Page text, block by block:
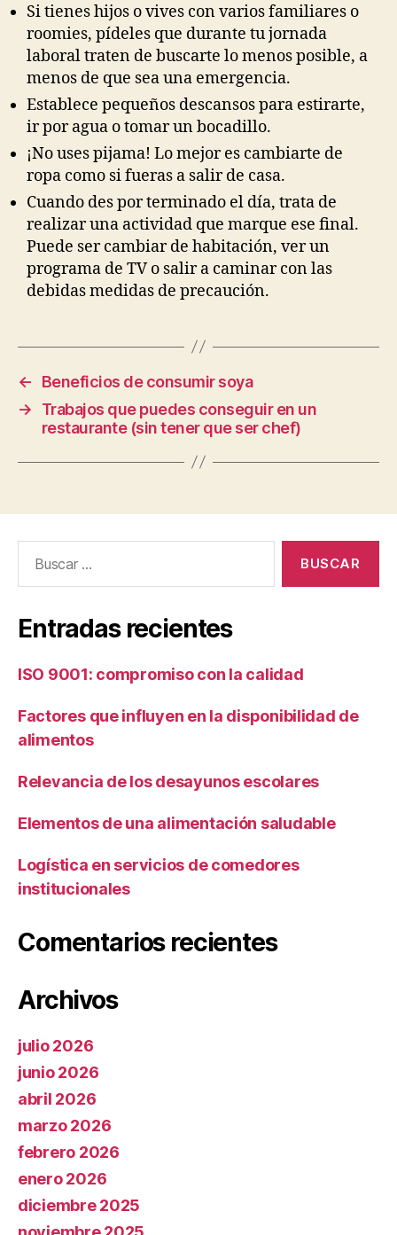
Si tienes hijos o vives con varios familiares o
roomies, pídeles que durante tu jornada
laboral traten de buscarte lo menos posible, a
menos de que sea una emergencia.
Establece pequeños descansos para estirarte,
ir por agua o tomar un bocadillo.
¡No uses pijama! Lo mejor es cambiarte de
ropa como si fueras a salir de casa.
Cuando des por terminado el día, trata de
realizar una actividad que marque ese final.
Puede ser cambiar de habitación, ver un
programa de TV o salir a caminar con las
debidas medidas de precaución.
←
Beneficios de consumir soya
→
Trabajos que puedes conseguir en un
restaurante (sin tener que ser chef)
Entradas recientes
ISO 9001: compromiso con la calidad
Factores que influyen en la disponibilidad de
alimentos
Relevancia de los desayunos escolares
Elementos de una alimentación saludable
Logística en servicios de comedores
institucionales
Comentarios recientes
Archivos
julio 2026
junio 2026
abril 2026
marzo 2026
febrero 2026
enero 2026
diciembre 2025